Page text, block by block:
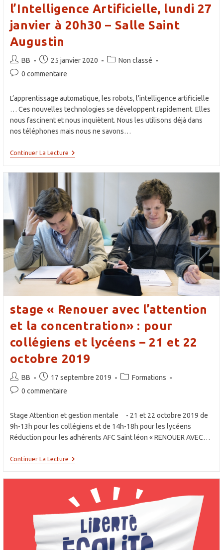
l’Intelligence Artificielle, lundi 27
janvier à 20h30 – Salle Saint
Augustin
Auteur/autrice
de
BB
Publication
publiée :
25 janvier 2020
PostNon classé
Commentaires
la
publication :
0 commentaire
L’apprentissage automatique, les robots, l’intelligence artificielle
… Ces nouvelles technologies se développent rapidement. Elles
nous fascinent et nous inquiètent. Nous les utilisons déjà dans
nos téléphones mais nous ne savons…
Continuer La LectureConférence
Lundi
27
Janvier
À
20h30
–
Salle
Saint
Augustin
stage « Renouer avec l’attention
et la concentration» : pour
collégiens et lycéens – 21 et 22
octobre 2019
Auteur/autrice
de
BB
Publication
publiée :
17 septembre 2019
PostFormations
Commentaires
la
publication :
0 commentaire
Stage Attention et gestion mentale - 21 et 22 octobre 2019 de
9h-13h pour les collégiens et de 14h-18h pour les lycéens
Réduction pour les adhérents AFC Saint léon « RENOUER AVEC…
Continuer La LectureStage
L’attention
Et
La
Concentration»
Collégiens
Et